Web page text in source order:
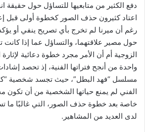
دفع الكثير من متابعيها للتساؤل حول حقيقة
اعتاد كثيرون حذف الصور كخطوة أولى قبل
رغم أن ميرنا لم تخرج بأي تصريح ينفي أو يؤكد
حول مصير علاقتهما، والتساؤل عما إذا كانت
الزوجية أم أن الأمر مجرد خطوة دعائية
واحدة من أنجح فتراتها الفنية، إذ تحصد
مسلسل “فهد البطل”، حيث تجسد شخصية
الفني لم يمنع حياتها الشخصية من أن تكون
خاصة بعد خطوة حذف الصور، التي غالبًا ما
لدى العديد من المشاهير.